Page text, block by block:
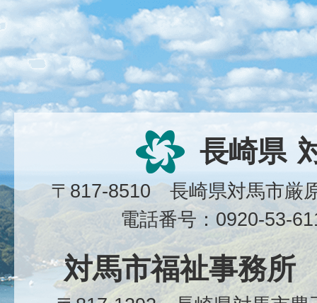
長崎県
〒817-8510 長崎県対馬市
電話番号：0920-53-
対馬市福祉事務所